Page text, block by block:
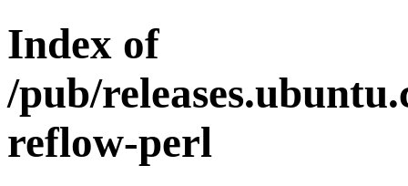
Index of
/pub/
reflow-perl